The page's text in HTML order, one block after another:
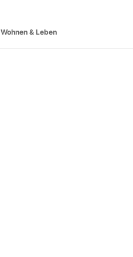
Wohnen & Leben